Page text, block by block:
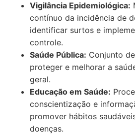
Vigilância Epidemiológica:
contínuo da incidência de
identificar surtos e
controle.
Saúde Pública: Conjunto
proteger e melhorar a
geral.
Educação em Saúde:
conscientização e
promover hábitos
doenças.